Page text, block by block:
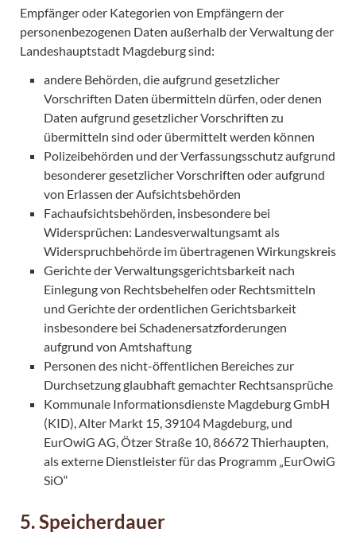
Empfänger oder Kategorien von Empfängern der
personenbezogenen Daten außerhalb der Verwaltung der
Landeshauptstadt Magdeburg sind:
andere Behörden, die aufgrund gesetzlicher
Vorschriften Daten übermitteln dürfen, oder denen
Daten aufgrund gesetzlicher Vorschriften zu
übermitteln sind oder übermittelt werden können
Polizeibehörden und der Verfassungsschutz aufgrund
besonderer gesetzlicher Vorschriften oder aufgrund
von Erlassen der Aufsichtsbehörden
Fachaufsichtsbehörden, insbesondere bei
Widersprüchen: Landesverwaltungsamt als
Widerspruchbehörde im übertragenen Wirkungskreis
Gerichte der Verwaltungsgerichtsbarkeit nach
Einlegung von Rechtsbehelfen oder Rechtsmitteln
und Gerichte der ordentlichen Gerichtsbarkeit
insbesondere bei Schadenersatzforderungen
aufgrund von Amtshaftung
Personen des nicht-öffentlichen Bereiches zur
Durchsetzung glaubhaft gemachter Rechtsansprüche
Kommunale Informationsdienste Magdeburg GmbH
(KID), Alter Markt 15, 39104 Magdeburg, und
EurOwiG AG, Ötzer Straße 10, 86672 Thierhaupten,
als externe Dienstleister für das Programm „EurOwiG
SiO“
5. Speicherdauer